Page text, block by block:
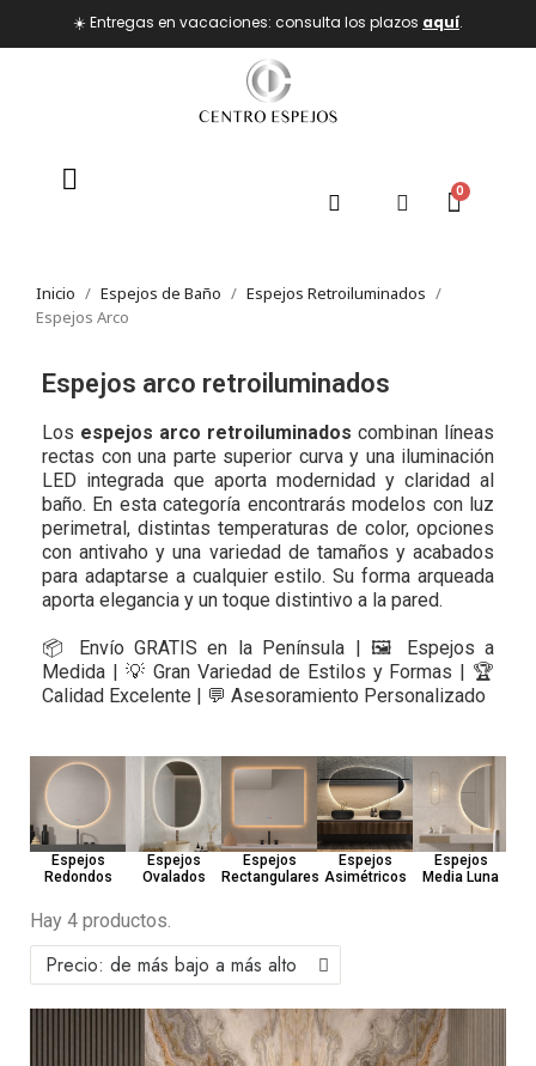
☀️ Entregas en vacaciones: consulta los plazos aquí.
Inicio Espejos de Baño
Espejos Retroiluminados
Espejos Arco
Espejos arco retroiluminados
Los espejos arco retroiluminados combinan líneas
rectas con una parte superior curva y una iluminación
LED integrada que aporta modernidad y claridad al
baño. En esta categoría encontrarás modelos con luz
perimetral, distintas temperaturas de color, opciones
con antivaho y una variedad de tamaños y acabados
para adaptarse a cualquier estilo. Su forma arqueada
aporta elegancia y un toque distintivo a la pared.
📦 Envío GRATIS en la Península | 🖼️ Espejos a
Medida | 💡 Gran Variedad de Estilos y Formas | 🏆
Calidad Excelente | 💬 Asesoramiento Personalizado
Espejos
Redondos
Espejos
Ovalados
Espejos
Rectangulares
Espejos
Asimétricos
Espejos
Media Luna
Hay 4 productos.